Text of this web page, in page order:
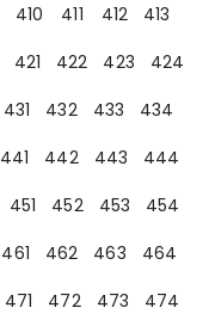
410 411 412
413
421 422 423
424
431 432 433
434
441 442 443
444
451 452 453
454
461 462 463
464
471 472 473
474